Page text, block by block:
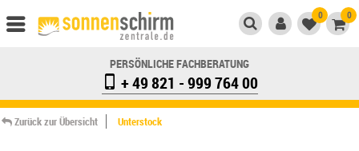
0 0
PERSÖNLICHE FACHBERATUNG
+ 49 821 - 999 764 00
Zurück zur Übersicht Unterstock